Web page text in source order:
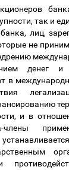
так и
лиц,
не
денег и
в
и в
члены